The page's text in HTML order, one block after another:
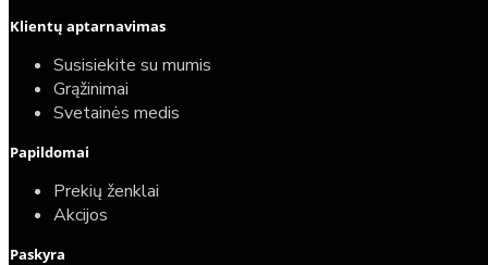
Klientų aptarnavimas
Susisiekite su mumis
Grąžinimai
Svetainės medis
Papildomai
Prekių ženklai
Akcijos
Paskyra